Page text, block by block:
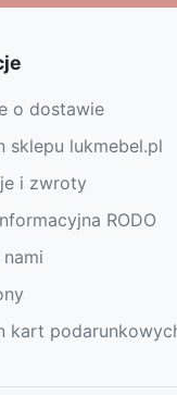
o dostawie
sklepu lukmebel.pl
i zwroty
RODO
kart